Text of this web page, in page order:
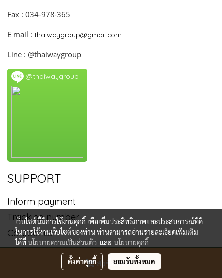
สั่งซื้อสินค้า
Fax : 034-978-365
E mail : thaiwaygroup@gmail.com
Line : @thaiwaygroup
@thaiwaygroup
SUPPORT
Inform payment
Tracking number
Contact us
Copy right by makewebeasy.com
เว็บไซต์นี้มีการใช้งานคุกกี้ เพื่อเพิ่มประสิทธิภาพและประสบการณ์ที่ดี
ในการใช้งานเว็บไซต์ของท่าน ท่านสามารถอ่านรายละเอียดเพิ่มเติม
ได้ที่นโยบายความเป็นส่วนตัว และ นโยบายคุกกี้
ตั้งค่าคุกกี้ ยอมรับทั้งหมด